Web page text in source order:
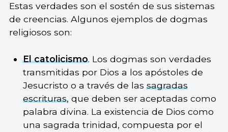
Estas verdades son el sostén de sus sistemas
de creencias. Algunos ejemplos de dogmas
religiosos son:
El catolicismo. Los dogmas son verdades
transmitidas por Dios a los apóstoles de
Jesucristo o a través de lassagradas
escrituras, que deben ser aceptadas como
palabra divina. La existencia de Dios como
una sagrada trinidad, compuesta por el